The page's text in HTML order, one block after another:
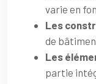
varie en
Les
de
Les
partie